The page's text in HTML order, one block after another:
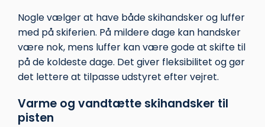
Nogle vælger at have både skihandsker og luffer
med på skiferien. På mildere dage kan handsker
være nok, mens luffer kan være gode at skifte til
på de koldeste dage. Det giver fleksibilitet og gør
det lettere at tilpasse udstyret efter vejret.
Varme og vandtætte skihandsker til
pisten